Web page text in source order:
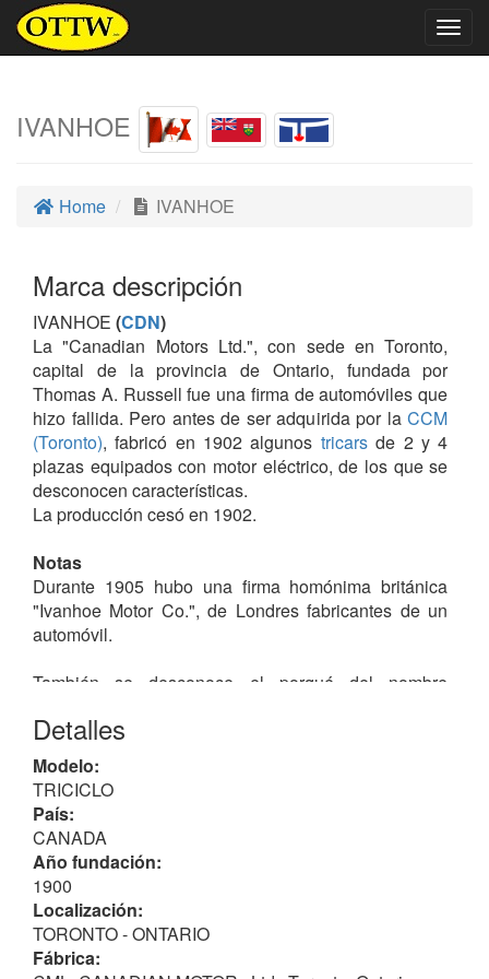
IVANHOE
Home IVANHOE
Marca descripción
IVANHOE (CDN)
La "Canadian Motors Ltd.", con sede en Toronto,
capital de la provincia de Ontario, fundada por
Thomas A. Russell fue una firma de automóviles que
hizo fallida. Pero antes de ser adquirida por laCCM
(Toronto), fabricó en 1902 algunos tricarsde 2 y 4
plazas equipados con motor eléctrico, de los que se
desconocen características.
La producción cesó en 1902.
Notas
Durante 1905 hubo una firma homónima británica
"Ivanhoe Motor Co.", de Londres fabricantes de un
automóvil.
También se desconoce el porqué del nombre
Walter Scott.
Detalles
Modelo:
TRICICLO
País:
CANADA
Año fundación:
1900
Localización:
TORONTO - ONTARIO
Fábrica: